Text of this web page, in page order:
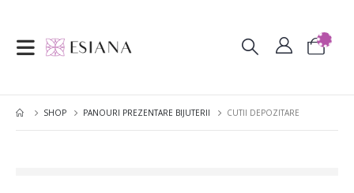
SHOP PANOURI PREZENTARE BIJUTERII CUTII DEPOZITARE